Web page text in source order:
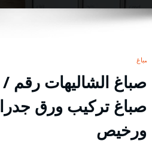
صباغ
صباغ تركيب ورق
ورخيص